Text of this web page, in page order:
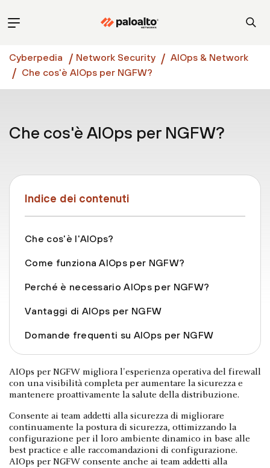
Cyberpedia Network Security
AIOps & Network
Che cos'è AIOps per NGFW?
Che cos'è AIOps per NGFW?
Indice dei contenuti
Che cos'è l'AIOps?
Come funziona AIOps per NGFW?
Perché è necessario AIOps per NGFW?
Vantaggi di AIOps per NGFW
Domande frequenti su AIOps per NGFW
AIOps per NGFW migliora l'esperienza operativa del firewall
con una visibilità completa per aumentare la sicurezza e
mantenere proattivamente la salute della distribuzione.
Consente ai team addetti alla sicurezza di migliorare
continuamente la postura di sicurezza, ottimizzando la
configurazione per il loro ambiente dinamico in base alle
best practice e alle raccomandazioni di configurazione.
AIOps per NGFW consente anche ai team addetti alla